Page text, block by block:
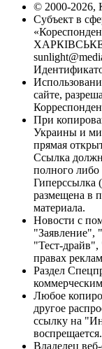
© 2000-2026,
Субъект в
ХАРКІВСЬКЕ
сайте,
При
Украины и
прямая
Ссылка
полного либо
Гиперссылка
размещена в
материала.
Новости с
"Тест-
правах
Раздел
Любое
другое
ссылку на
воспрещается.
Владелец